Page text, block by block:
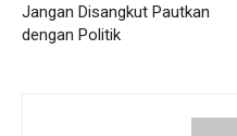
Jangan Disangkut Pautkan
dengan Politik